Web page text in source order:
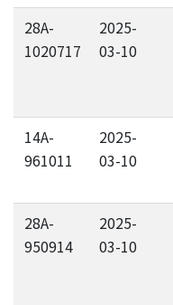
28A-
1020717
2025-
03-10
14A-
961011
2025-
03-10
28A-
950914
2025-
03-10